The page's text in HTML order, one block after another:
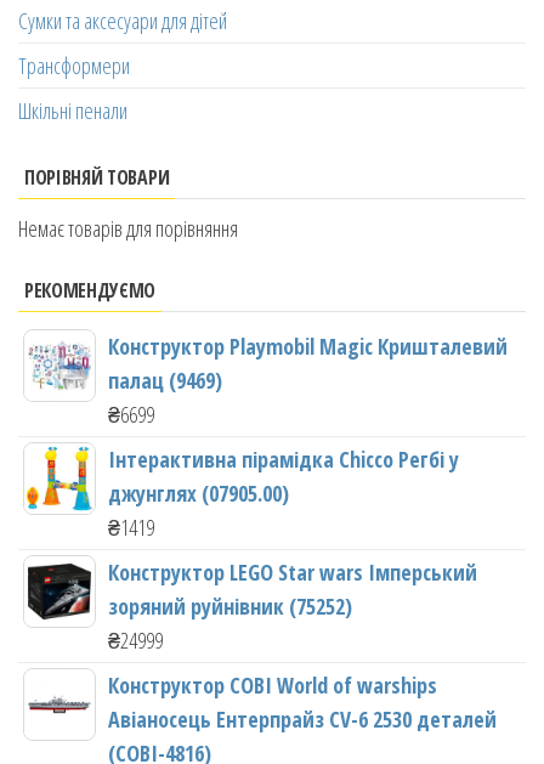
Сумки та аксесуари для дітей
Трансформери
Шкільні пенали
ПОРІВНЯЙ ТОВАРИ
Немає товарів для порівняння
РЕКОМЕНДУЄМО
Конструктор Playmobil Magic Кришталевий
палац (9469)
₴6699
Інтерактивна пірамідка Chicco Регбі у
джунглях (07905.00)
₴1419
Конструктор LEGO Star wars Імперський
зоряний руйнівник (75252)
₴24999
Конструктор COBI World of warships
Авіаносець Ентерпрайз CV-6 2530 деталей
(COBI-4816)